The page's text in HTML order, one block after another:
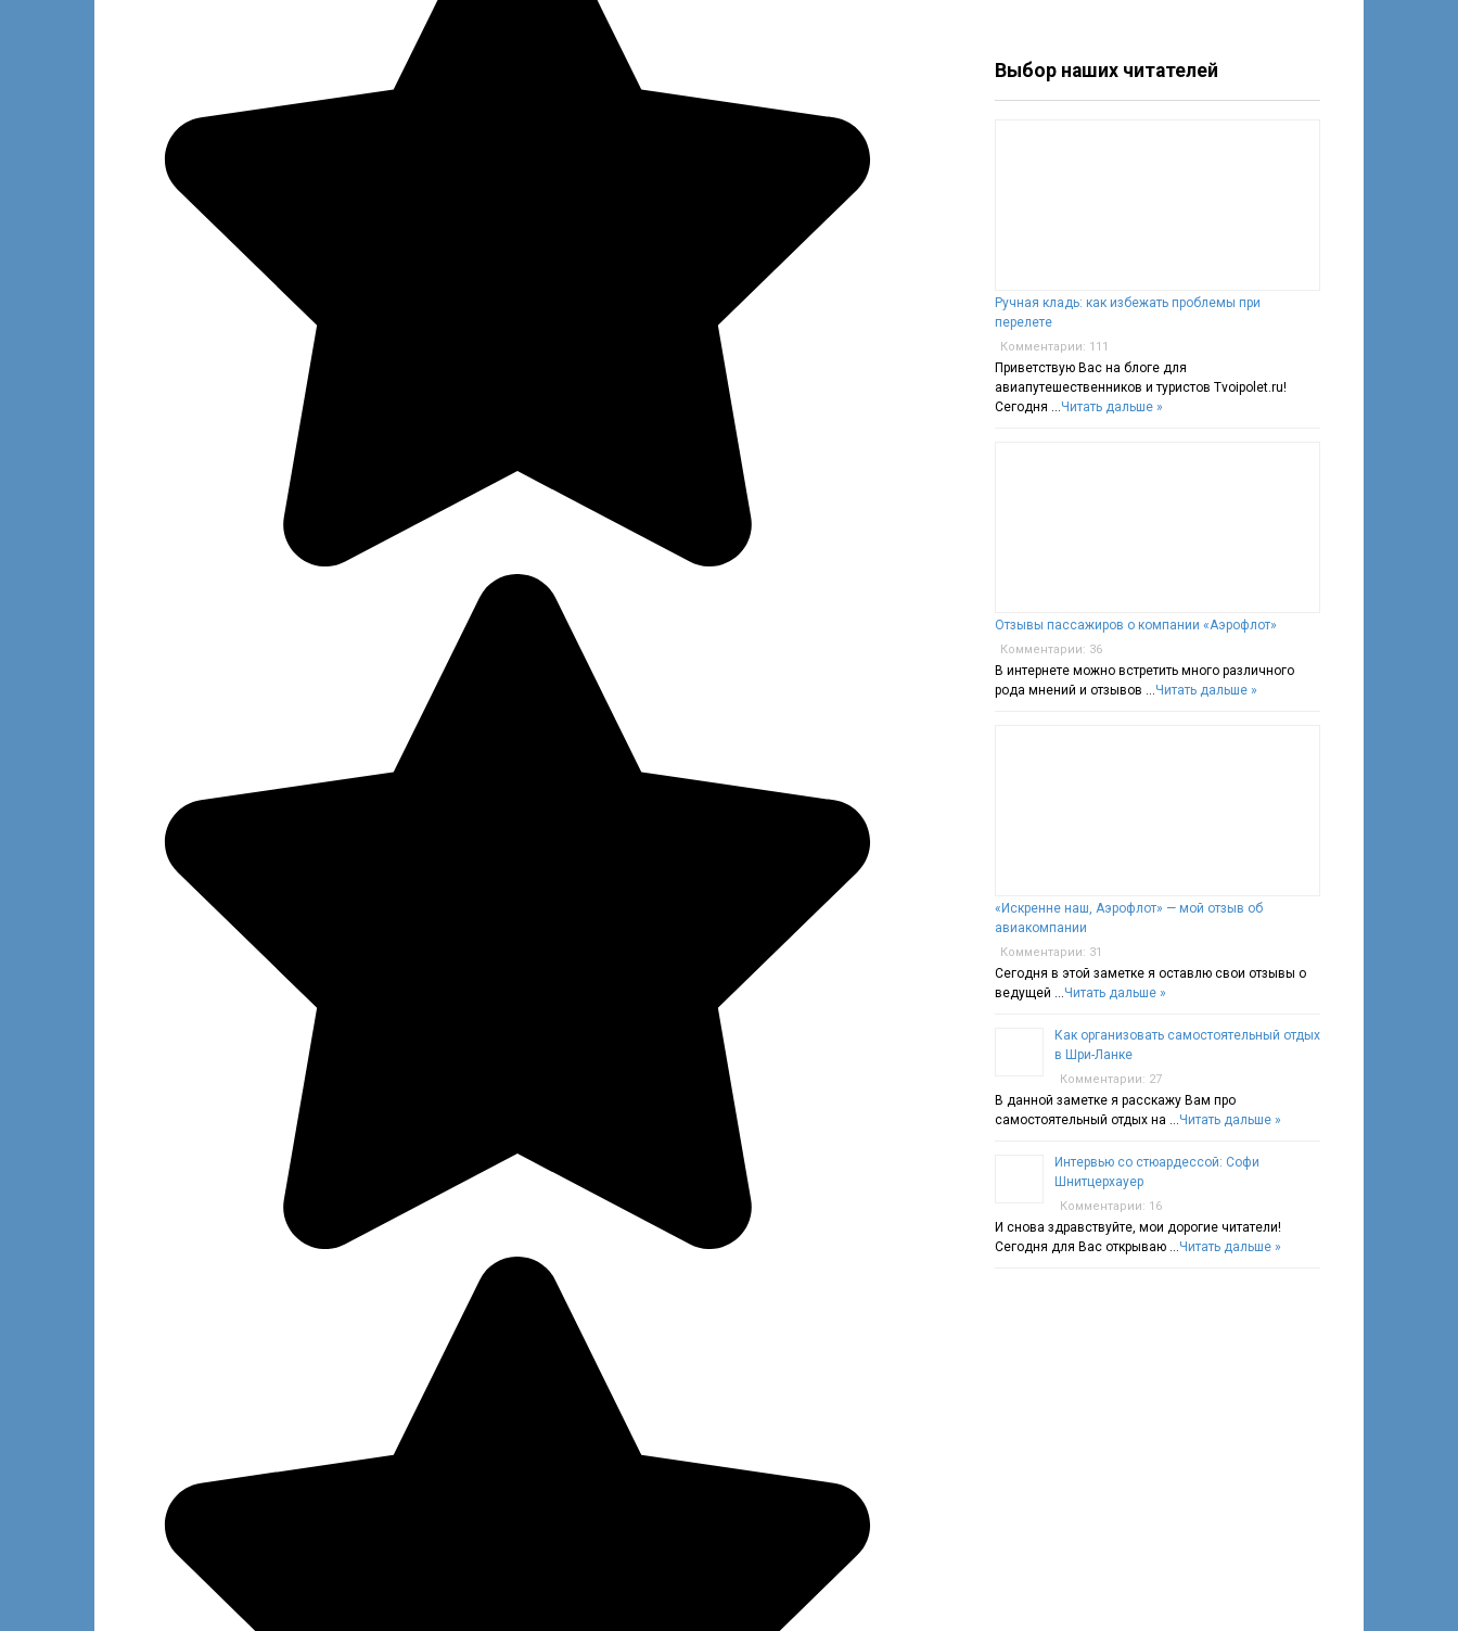
Выбор наших читателей
Ручная кладь: как избежать проблемы при
перелете
Комментарии: 111
Приветствую Вас на блоге для
авиапутешественников и туристов Tvoipolet.ru!
Сегодня …Читать дальше »
Отзывы пассажиров о компании «Аэрофлот»
Комментарии: 36
В интернете можно встретить много различного
рода мнений и отзывов …Читать дальше »
«Искренне наш, Аэрофлот» — мой отзыв об
авиакомпании
Комментарии: 31
Сегодня в этой заметке я оставлю свои отзывы о
ведущей …Читать дальше »
Как организовать самостоятельный отдых
в Шри-Ланке
Комментарии: 27
В данной заметке я расскажу Вам про
самостоятельный отдых на …Читать дальше »
Интервью со стюардессой: Софи
Шнитцерхауер
Комментарии: 16
И снова здравствуйте, мои дорогие читатели!
Сегодня для Вас открываю …Читать дальше »